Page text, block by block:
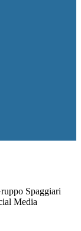
Spaggiari
Media